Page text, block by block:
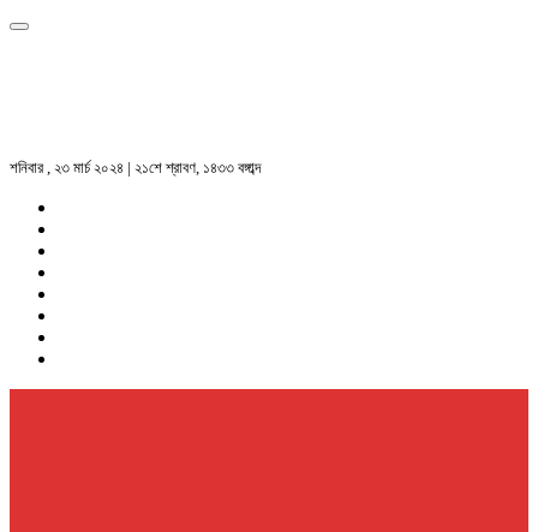
শনিবার , ২৩ মার্চ ২০২৪ | ২১শে শ্রাবণ, ১৪৩৩ বঙ্গাব্দ